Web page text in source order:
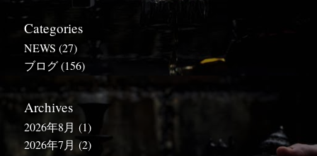
Categories
NEWS (27)
ブログ(156)
Archives
2026年8月 (1)
2026年7月 (2)